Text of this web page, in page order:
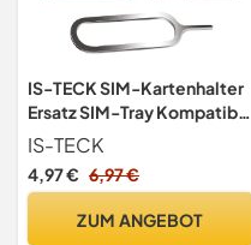
IS-TECK SIM-Kartenhalter
Ersatz SIM-Tray Kompatibel
mit Samsung Galaxy S20 FE
4G 5G Dual inklusive SIM-
Nadel SIM-
(Lavender)
IS-TECK
4,97 € 6,97 €
ZUM ANGEBOT